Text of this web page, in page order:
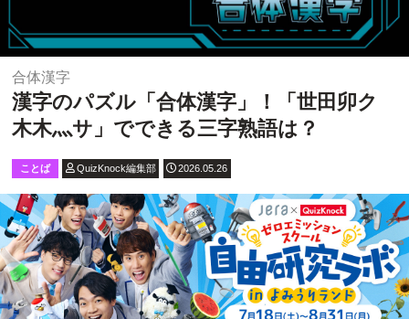
合体漢字
漢字のパズル「合体漢字」！「世田卯ク
木木灬サ」でできる三字熟語は？
ことば QuizKnock編集部 2026.05.26